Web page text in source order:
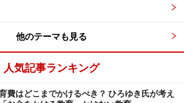
別特待生合格者：入学金・施設拡充
当額を1年間給付、2年次以降審査有。
：入学金と施設拡充費相当額を給付）
特待：入学金・設備充実費・6年間の授
を免除。1年ごとに資格審査有）
他のテーマも見る
人気記事ランキング
費はどこまでかけるべき？ ひろゆき氏が考え